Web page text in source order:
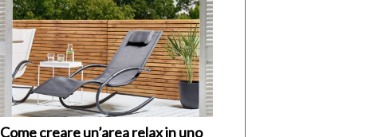
Come creare un’area relax in uno
di
I
Vespri